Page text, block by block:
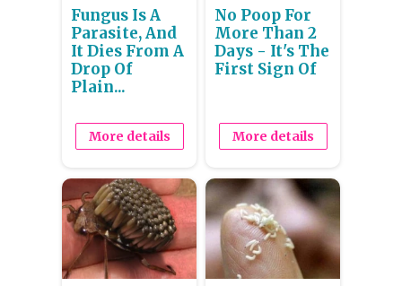
Fungus Is A
Parasite, And
It Dies From A
Drop Of
Plain...
More details
No Poop For
More Than 2
Days - It's The
First Sign Of
More details